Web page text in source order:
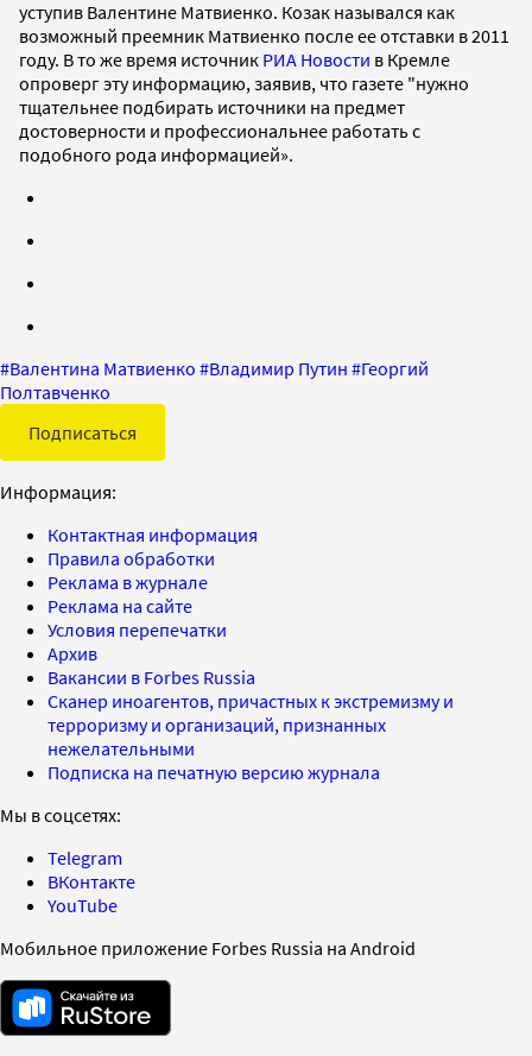
уступив Валентине Матвиенко. Козак назывался как
возможный преемник Матвиенко после ее отставки в 2011
году. В то же время источник РИА Новости в Кремле
опроверг эту информацию, заявив, что газете "нужно
тщательнее подбирать источники на предмет
достоверности и профессиональнее работать с
подобного рода информацией».
#Валентина Матвиенко #Владимир Путин #Георгий
Полтавченко
Подписаться
Информация:
Контактная информация
Правила обработки
Реклама в журнале
Реклама на сайте
Условия перепечатки
Архив
Вакансии в Forbes Russia
Сканер иноагентов, причастных к экстремизму и
терроризму и организаций, признанных
нежелательными
Подписка на печатную версию журнала
Мы в соцсетях:
Telegram
ВКонтакте
YouTube
Мобильное приложение Forbes Russia на Android